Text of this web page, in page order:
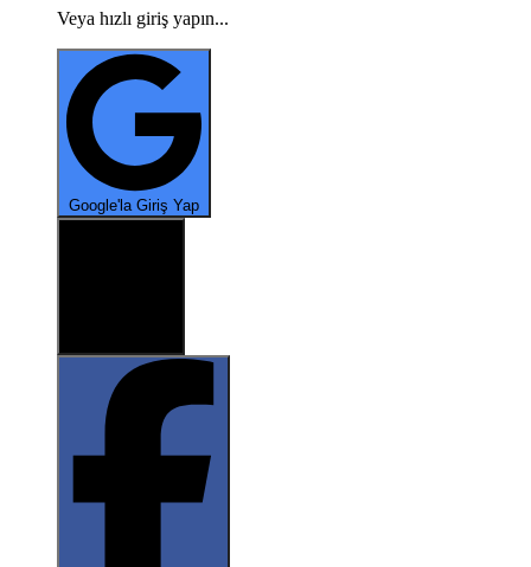
Veya hızlı giriş yapın...
Google'la Giriş Yap